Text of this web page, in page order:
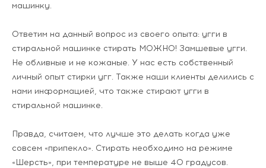
машинку.
Ответим на данный вопрос из своего опыта: угги в
стиральной машинке стирать МОЖНО! Замшевые угги.
Не обливные и не кожаные. У нас есть собственный
личный опыт стирки угг. Также наши клиенты делились с
нами информацией, что также стирают угги в
стиральной машинке.
Правда, считаем, что лучше это делать когда уже
совсем «припекло». Стирать необходимо на режиме
«Шерсть», при температуре не выше 40 градусов.